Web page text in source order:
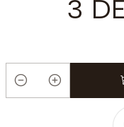
3
Cantidad